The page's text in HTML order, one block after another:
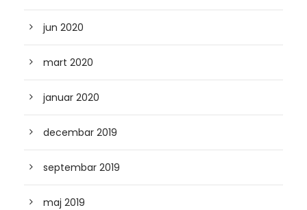
jun 2020
mart 2020
januar 2020
decembar 2019
septembar 2019
maj 2019